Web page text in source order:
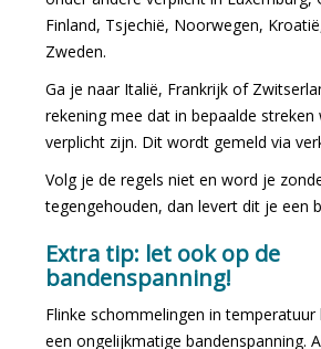
Finland, Tsjechië, Noorwegen,
Zweden.
Ga je naar Italië, Frankrijk of
rekening mee dat in bepaalde streken
verplicht zijn. Dit wordt gemeld via
Volg je de regels niet en word je
tegengehouden, dan levert dit je een
Extra tip: let ook op de
bandenspanning!
Flinke schommelingen in
een ongelijkmatige bandenspanning.